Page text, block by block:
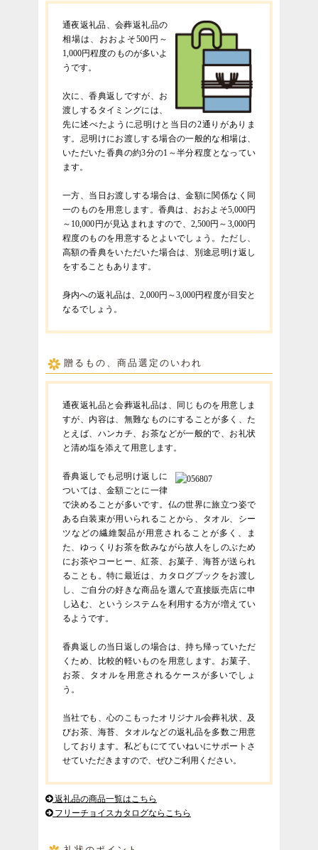
通夜返礼品、会葬返礼品の
相場は、おおよそ500円～
1,000円程度のものが多いよ
うです。
次に、香典返しですが、お
渡しするタイミングには、
先に述べたように忌明けと当日の2通りがありま
す。忌明けにお渡しする場合の一般的な相場は、
いただいた香典の約3分の1～半分程度となってい
ます。
一方、当日お渡しする場合は、金額に関係なく同
一のものを用意します。香典は、おおよそ5,000円
～10,000円が見込まれますので、2,500円～3,000円
程度のものを用意するとよいでしょう。ただし、
高額の香典をいただいた場合は、別途忌明け返し
をすることもあります。
身内への返礼品は、2,000円～3,000円程度が目安と
なるでしょう。
贈るもの、商品選定のいわれ
通夜返礼品と会葬返礼品は、同じものを用意しま
すが、内容は、無難なものにすることが多く、た
とえば、ハンカチ、お茶などが一般的で、お礼状
と清め塩を添えて用意します。
香典返しでも忌明け返しに
ついては、金額ごとに一律
で決めることが多いです。仏の世界に旅立つ姿で
ある白装束が用いられることから、タオル、シー
ツなどの繊維製品が用意されることが多く、ま
た、ゆっくりお茶を飲みながら故人をしのぶため
にお茶やコーヒー、紅茶、お菓子、海苔が送られ
ることも。特に最近は、カタログブックをお渡し
し、ご自分の好きな商品を選んで直接販売店に申
し込む、というシステムを利用する方が増えてい
るようです。
香典返しの当日返しの場合は、持ち帰っていただ
くため、比較的軽いものを用意します。お菓子、
お茶、タオルを用意されるケースが多いでしょ
う。
当社でも、心のこもったオリジナル会葬礼状、及
びお茶、海苔、タオルなどの返礼品を多数ご用意
しております。私どもにてていねいにサポートさ
せていただきますので、ぜひご利用ください。
返礼品の商品一覧はこちら
フリーチョイスカタログならこちら